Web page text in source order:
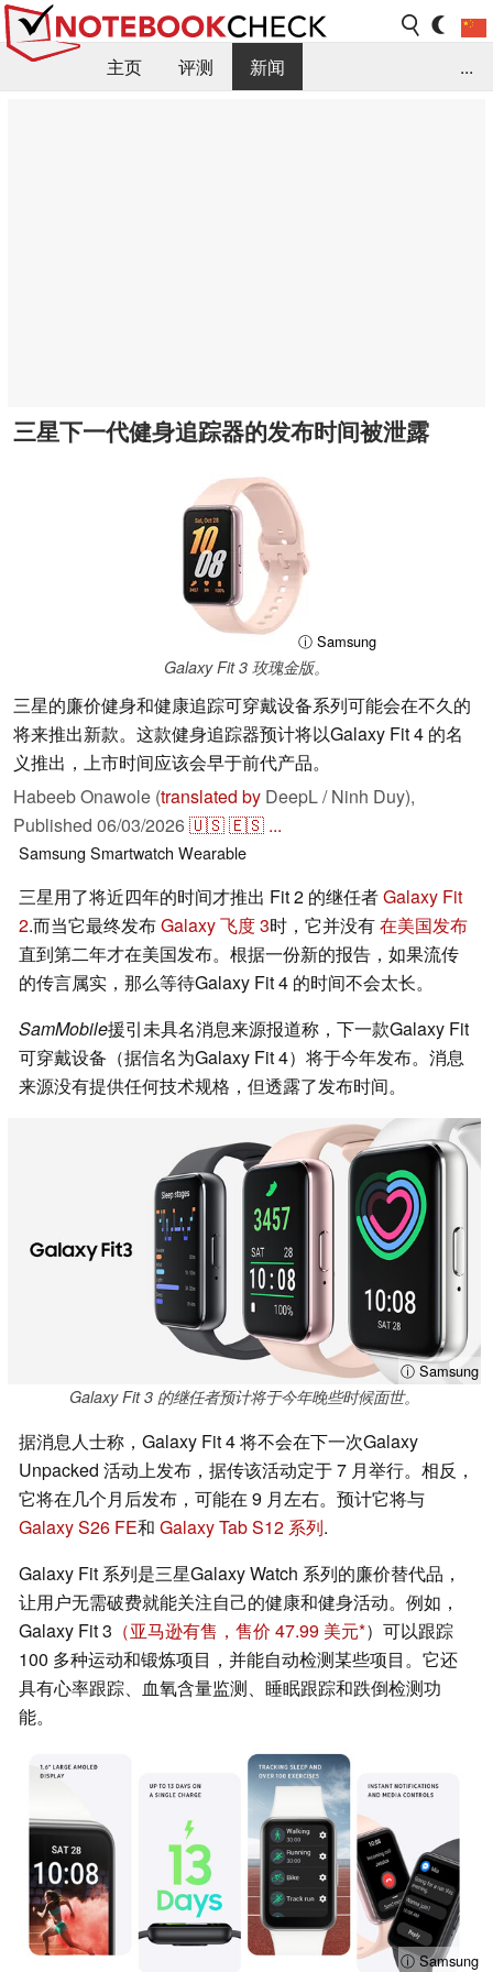
主页 评测
新闻
...
三星下一代健身追踪器的发布时间被泄露
ⓘ Samsung
Galaxy Fit 3 玫瑰金版。
三星的廉价健身和健康追踪可穿戴设备系列可能会在不久的
将来推出新款。这款健身追踪器预计将以Galaxy Fit 4 的名
义推出，上市时间应该会早于前代产品。
Habeeb Onawole (translated by DeepL / Ninh Duy),
Published 06/03/2026🇺🇸🇪🇸 ...
Samsung Smartwatch Wearable
三星用了将近四年的时间才推出 Fit 2 的继任者Galaxy Fit
2.而当它最终发布Galaxy 飞度 3时，它并没有在美国发布
直到第二年才在美国发布。根据一份新的报告，如果流传
的传言属实，那么等待Galaxy Fit 4 的时间不会太长。
SamMobile援引未具名消息来源报道称，下一款Galaxy Fit
可穿戴设备（据信名为Galaxy Fit 4）将于今年发布。消息
来源没有提供任何技术规格，但透露了发布时间。
ⓘ Samsung
Galaxy Fit 3 的继任者预计将于今年晚些时候面世。
据消息人士称，Galaxy Fit 4 将不会在下一次Galaxy
Unpacked 活动上发布，据传该活动定于 7 月举行。相反，
它将在几个月后发布，可能在 9 月左右。预计它将与
Galaxy S26 FE和 Galaxy Tab S12 系列.
Galaxy Fit 系列是三星Galaxy Watch 系列的廉价替代品，
让用户无需破费就能关注自己的健康和健身活动。例如，
Galaxy Fit 3 （亚马逊有售，售价 47.99 美元 ）可以跟踪
100 多种运动和锻炼项目，并能自动检测某些项目。它还
具有心率跟踪、血氧含量监测、睡眠跟踪和跌倒检测功
能。
ⓘ Samsung